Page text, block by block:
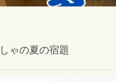
ゃの夏の宿題